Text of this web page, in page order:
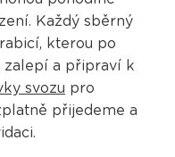
Každý sběrný
kterou po
zalepí a připraví k
svozu pro
přijedeme a